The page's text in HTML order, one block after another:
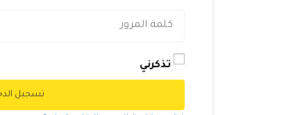
تذكرني
تسجيل